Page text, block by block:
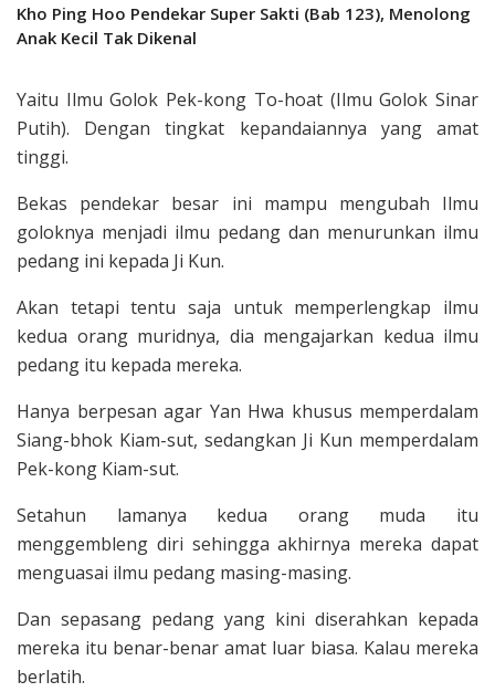
Kho Ping Hoo Pendekar Super Sakti (Bab 123), Menolong
Anak Kecil Tak Dikenal
Yaitu Ilmu Golok Pek-kong To-hoat (Ilmu Golok Sinar
Putih). Dengan tingkat kepandaiannya yang amat
tinggi.
Bekas pendekar besar ini mampu mengubah Ilmu
goloknya menjadi ilmu pedang dan me­nurunkan ilmu
pedang ini kepada Ji Kun.
Akan tetapi tentu saja untuk memper­lengkap ilmu
kedua orang muridnya, dia mengajarkan kedua ilmu
pedang itu ke­pada mereka.
Hanya berpesan agar Yan Hwa khusus memperdalam
Siang-bhok Kiam-sut, sedangkan Ji Kun memperda­lam
Pek-kong Kiam-sut.
Setahun lamanya kedua orang muda itu
menggembleng diri sehingga akhirnya mereka dapat
menguasai ilmu pedang masing-masing.
Dan sepasang pedang yang kini diserahkan kepada
mereka itu benar-benar amat luar biasa. Kalau mereka
berlatih.